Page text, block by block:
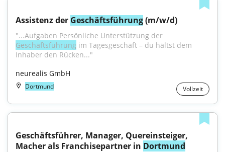
Assistenz der Geschäftsführung (m/w/d)
Geschäftsführung im Tagesgeschäft – du hältst dem
Inhaber den Rücken..."
neurealis GmbH
Dortmund Vollzeit
Geschäftsführer, Manager, Quereinsteiger,
Macher als Franchisepartner in Dortmund